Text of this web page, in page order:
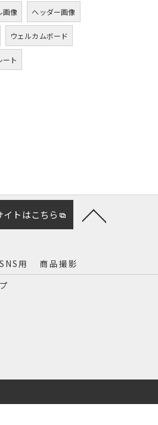
画像 ヘッダー画像
ウェルカムボード
ート
イトはこちら
SNS用
商品撮影